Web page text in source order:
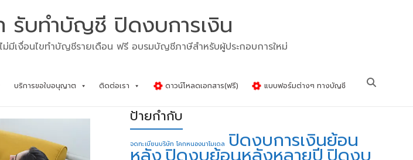
รับทำบัญชี ปิดงบการเงิน
มีเงื่อนไขทำบัญชีรายเดือน ฟรี อบรมบัญชีภาษีสำหรับผู้ประกอบการใหม่
บริการขอใบอนุญาต ติดต่อเรา ดาวน์โหลดเอกสาร(ฟรี) แบบฟอร์มต่างๆ ทางบัญชี
ป้ายกำกับ
จดทะเบียนบริษัท โคกหนองนาโมเดล ปิดงบการเงินย้อน